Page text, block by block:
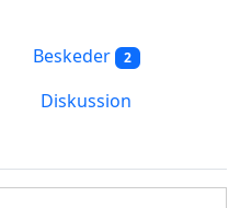
Beskeder 2
Diskussion